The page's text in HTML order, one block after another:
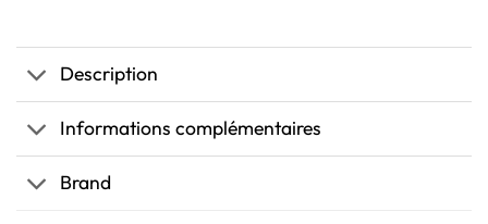
Description
Informations complémentaires
Brand